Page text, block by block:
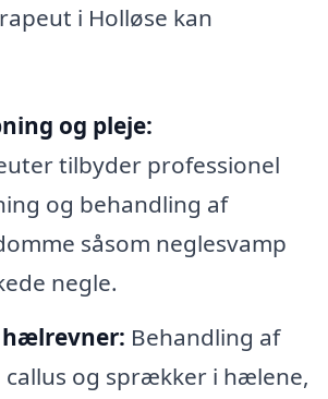
i Holløse kan
og pleje:
tilbyder professionel
og behandling af
såsom neglesvamp
negle.
hælrevner: Behandling af
og sprækker i hælene,